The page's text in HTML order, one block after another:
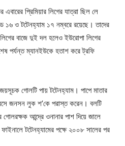
প্রিমিয়ার লিগের যাত্রা ছিল লে
১৬ ও টটেনহ্যাম ১৭ নম্বরে রয়েছে। তাদের
বাজে দুই দল হলেও ইউরোপা লিগের
পর্যন্ত ম্যানইউকে হতাশ করে ট্রফি
গোলটি পায় টটেনহ্যাম। পাপে মাতার
জনসন লুক শ’কে পরাস্ত করেন। বলটি
গোলরক্ষক আন্দ্রে ওনানার পাশ দিয়ে জালে
টটেনহ্যামের পক্ষে ২০০৮ সালের পর